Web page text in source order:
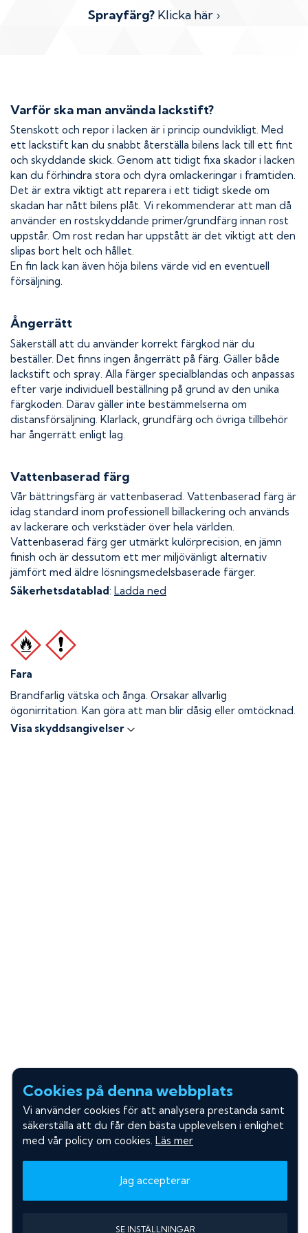
Sprayfärg? Klicka här ›
Varför ska man använda lackstift?
Stenskott och repor i lacken är i princip oundvikligt. Med
ett lackstift kan du snabbt återställa bilens lack till ett fint
och skyddande skick. Genom att tidigt fixa skador i lacken
kan du förhindra stora och dyra omlackeringar i framtiden.
Det är extra viktigt att reparera i ett tidigt skede om
skadan har nått bilens plåt. Vi rekommenderar att man då
använder en rostskyddande primer/grundfärg innan rost
uppstår. Om rost redan har uppstått är det viktigt att den
slipas bort helt och hållet.
En fin lack kan även höja bilens värde vid en eventuell
försäljning.
Ångerrätt
Säkerställ att du använder korrekt färgkod när du
beställer. Det finns ingen ångerrätt på färg. Gäller både
lackstift och spray. Alla färger specialblandas och anpassas
efter varje individuell beställning på grund av den unika
färgkoden. Därav gäller inte bestämmelserna om
distansförsäljning. Klarlack, grundfärg och övriga tillbehör
har ångerrätt enligt lag.
Vattenbaserad färg
Vår bättringsfärg är vattenbaserad. Vattenbaserad färg är
idag standard inom professionell billackering och används
av lackerare och verkstäder över hela världen.
Vattenbaserad färg ger utmärkt kulörprecision, en jämn
finish och är dessutom ett mer miljövänligt alternativ
jämfört med äldre lösningsmedelsbaserade färger.
Säkerhetsdatablad: Ladda ned
Fara
Brandfarlig vätska och ånga. Orsakar allvarlig
ögonirritation. Kan göra att man blir dåsig eller omtöcknad.
Visa skyddsangivelser
Cookies på denna webbplats
Vi använder cookies för att analysera prestanda samt
säkerställa att du får den bästa upplevelsen i enlighet
med vår policy om cookies. Läs mer
Jag accepterar
SE INSTÄLLNINGAR